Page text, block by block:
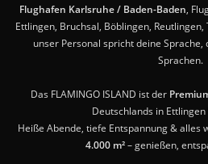
Flughafen Karlsruhe / Baden-Baden,
Ettlingen, Bruchsal, Böblingen,
unser Personal spricht deine
Sprachen.
Das FLAMINGO ISLAND ist der
Deutschlands in
Heiße Abende, tiefe Entspannung & alles
4.000 m²– genießen,